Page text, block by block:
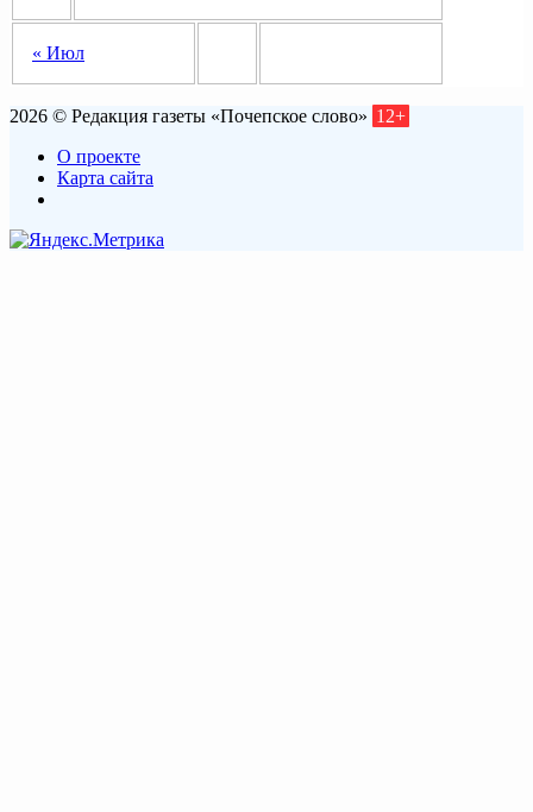
« Июл
2026 © Редакция газеты «Почепское слово» 12+
О проекте
Карта сайта